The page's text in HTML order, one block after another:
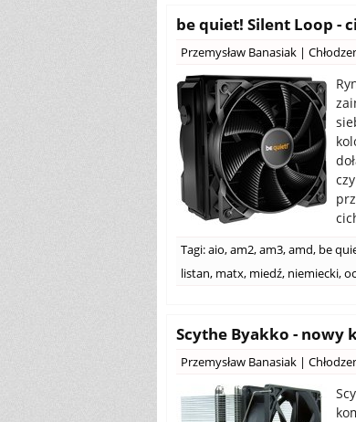
be quiet! Silent Loop -
Przemysław Banasiak |
Tagi:aio,am2,am3,amd, be
listan, matx, miedź, niemiecki,oc
Scythe Byakko - nowy
Przemysław Banasiak |